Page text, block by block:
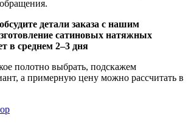
детали заказа с нашим
сатиновых натяжных
в среднем 2–3 дня
полотно выбрать, подскажем
а примерную цену можно рассчитать в